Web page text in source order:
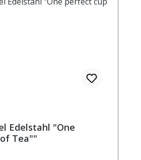
Edelstahl "One
Tea""